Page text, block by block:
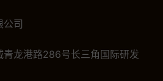
司
青龙港路286号长三角国际研发